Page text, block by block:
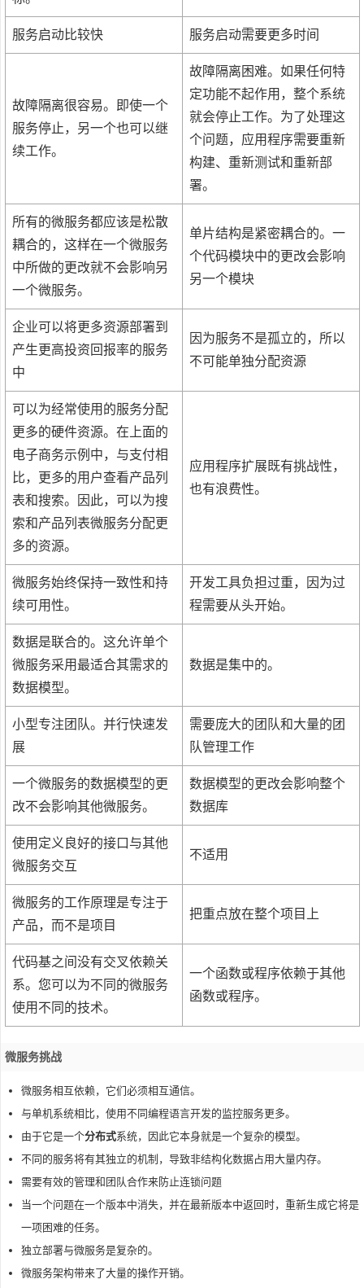
服务启动比较快 服务启动需要更多时间
故障隔离很容易。即使一个
服务停止，另一个也可以继
续工作。
故障隔离困难。如果任何特
定功能不起作用，整个系统
就会停止工作。为了处理这
个问题，应用程序需要重新
构建、重新测试和重新部
署。
所有的微服务都应该是松散
耦合的，这样在一个微服务
中所做的更改就不会影响另
一个微服务。
单片结构是紧密耦合的。一
个代码模块中的更改会影响
另一个模块
企业可以将更多资源部署到
产生更高投资回报率的服务
中
因为服务不是孤立的，所以
不可能单独分配资源
可以为经常使用的服务分配
更多的硬件资源。在上面的
电子商务示例中，与支付相
比，更多的用户查看产品列
表和搜索。因此，可以为搜
索和产品列表微服务分配更
多的资源。
应用程序扩展既有挑战性，
也有浪费性。
微服务始终保持一致性和持
续可用性。
开发工具负担过重，因为过
程需要从头开始。
数据是联合的。这允许单个
微服务采用最适合其需求的
数据模型。
数据是集中的。
小型专注团队。并行快速发
展
需要庞大的团队和大量的团
队管理工作
一个微服务的数据模型的更
改不会影响其他微服务。
数据模型的更改会影响整个
数据库
使用定义良好的接口与其他
微服务交互
不适用
微服务的工作原理是专注于
产品，而不是项目
把重点放在整个项目上
代码基之间没有交叉依赖关
系。您可以为不同的微服务
使用不同的技术。
一个函数或程序依赖于其他
函数或程序。
微服务挑战
微服务相互依赖，它们必须相互通信。
与单机系统相比，使用不同编程语言开发的监控服务更多。
由于它是一个分布式系统，因此它本身就是一个复杂的模型。
不同的服务将有其独立的机制，导致非结构化数据占用大量内存。
需要有效的管理和团队合作来防止连锁问题
当一个问题在一个版本中消失，并在最新版本中返回时，重新生成它将是
一项困难的任务。
独立部署与微服务是复杂的。
微服务架构带来了大量的操作开销。